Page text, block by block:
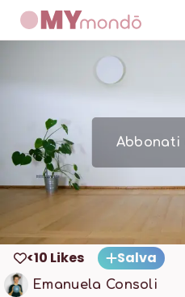
Abbonati
<10 Likes Salva
Emanuela Consoli